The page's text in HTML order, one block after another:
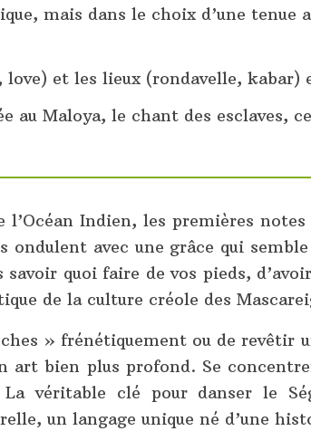
mais dans le choix d’une tenue
et les lieux (rondavelle, kabar)
au Maloya, le chant des esclaves,
Indien, les premières
avec une grâce qui
quoi faire de vos pieds,
de la culture créole des
» frénétiquement ou de
bien plus profond. Se
véritable clé pour danser le
un langage unique né d’une